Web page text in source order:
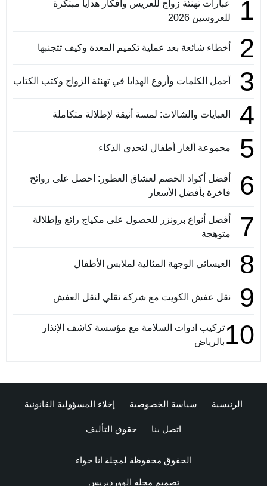
1
عبارات تهنئة زواج للعريس وأفكار هدايا مبتكرة
للعروسين 2026
2 أخطاء شائعة بعد عملية تكميم المعدة وكيف تتجنبها
3 أجمل الكلمات وأروع الهدايا في تهنئة الزواج وكتب الكتاب
4 العبايات والشالات: لمسة أنيقة لإطلالة متكاملة
5 مجموعة ألغاز أطفال لتحدي الذكاء
6
أفضل أكواد الخصم لعشاق العطور: احصل على روائح
فاخرة بأفضل الأسعار
7
أفضل أنواع برونزر للحصول على مكياج رائع وإطلالة
متوهجة
8 العيسائي الوجهة المثالية لملابس الأطفال
9 نقل عفش الكويت مع شركة نقلي لنقل العفش
10تركيب ادوات السلامة مع مؤسسة كاشف الإنذار
بالرياض
الرئيسية سياسة الخصوصية إخلاء المسؤولية القانونية
اتصل بنا حقوق التأليف
الحقوق محفوظة لمجلة انا حواء
تصميم مجلة الووردبريس